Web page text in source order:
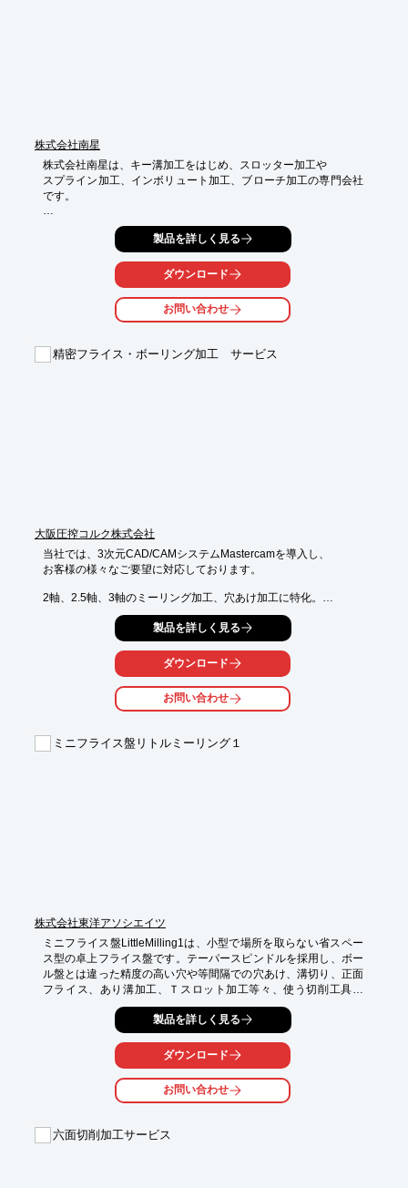
株式会社南星
株式会社南星は、キー溝加工をはじめ、スロッター加工や
スプライン加工、インボリュート加工、ブローチ加工の専門会社
です。
当社のキーシーターでの加工可能なキー溝加工のストロークは
最長750ｍｍ。(※但し加工ストロークが500ｍｍから750ｍｍま
キー溝加工は、内径がφ250までで貫通していること。
といった条件がございます。)
また、内径がφ250以上のものの
【特長】
製品を詳しく見る
ダウンロード
お問い合わせ
精密フライス・ボーリング加工 サービス
大阪圧搾コルク株式会社
当社では、3次元CAD/CAMシステムMastercamを導入し、
お客様の様々なご要望に対応しております。
2軸、2.5軸、3軸のミーリング加工、穴あけ加工に特化。
また2次元作図、ソリッド＆サーフェイスモデリング機能をもっ
たCAD機能は、
現在主流のCADや標準的な中間ファイル形式のCADデータを取り
2次元データ、3次元モデルでのご提供にも対応します。
■コルクパッキン・コルク製品全般
製品を詳しく見る
ダウンロード
お問い合わせ
ミニフライス盤リトルミーリング１
株式会社東洋アソシエイツ
ミニフライス盤LittleMilling1は、小型で場所を取らない省スペー
ス型の卓上フライス盤です。テーパースピンドルを採用し、ボー
ル盤とは違った精度の高い穴や等間隔での穴あけ、溝切り、正面
フライス、あり溝加工、Ｔスロット加工等々、使う切削工具で
様々な加工が行えます。万能精密旋盤コンパクト７と姉妹機にあ
たり、同ミーリングアタッチメントとオプションも共通していま
す。ミーリングテーブルにはＴスロットが３つ配してあり、異形
の材料でもしっかり固定できます。また、用途に応じて対応でき
る様々なオプションが用意してあります。ミーリングテーブルも
拡張でき、用途の幅が広がります。機能としては、ファインフィ
ード機能を内蔵しており、ダイアルを使った微動送りが行えるほ
す。標準でクランプセットやドリルチャックが付属しています。
製品を詳しく見る
ダウンロード
お問い合わせ
六面切削加工サービス